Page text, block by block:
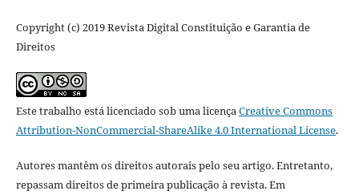
Copyright (c) 2019 Revista Digital Constituição e Garantia de
Direitos
Este trabalho está licenciado sob uma licença Creative Commons
Attribution-NonCommercial-ShareAlike 4.0 International License.
Autores mantêm os direitos autorais pelo seu artigo. Entretanto,
repassam direitos de primeira publicação à revista. Em